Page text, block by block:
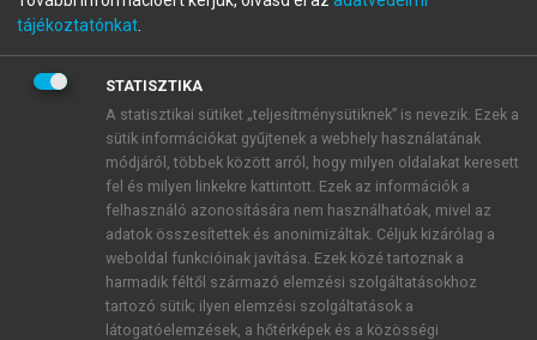
BELÉPÉS SAJÁT FIÓKKAL
ÚJ FIÓK LÉTREHOZÁSA
1 óra díjmentes hozzáférés
E-MAIL-CÍM
tájékoztatónkat
STATISZTIKA
A statisztikai sütiket „teljesítménysütiknek” is nevezik. Ezek a
sütik információkat gyűjtenek a webhely használatának
módjáról, többek között arról, hogy milyen oldalakat keresett
fel és milyen linkekre kattintott. Ezek az információk a
felhasználó azonosítására nem használhatóak, mivel az
adatok összesítettek és anonimizáltak. Céljuk kizárólag a
weboldal funkcióinak javítása. Ezek közé tartoznak a
harmadik féltől származó elemzési szolgáltatásokhoz
tartozó sütik; ilyen elemzési szolgáltatások a
látogatóelemzések, a hőtérképek és a közösségi